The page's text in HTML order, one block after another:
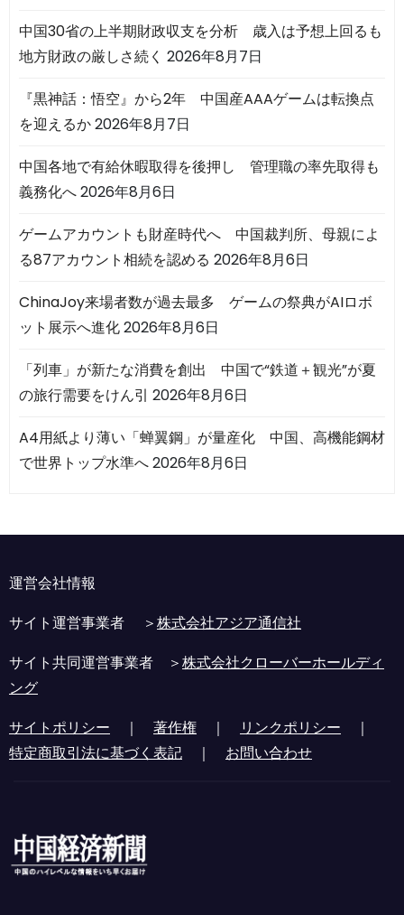
中国30省の上半期財政収支を分析 歳入は予想上回るも
地方財政の厳しさ続く 2026年8月7日
『黒神話：悟空』から2年 中国産AAAゲームは転換点
を迎えるか2026年8月7日
中国各地で有給休暇取得を後押し 管理職の率先取得も
義務化へ2026年8月6日
ゲームアカウントも財産時代へ 中国裁判所、母親によ
る87アカウント相続を認める 2026年8月6日
ChinaJoy来場者数が過去最多 ゲームの祭典がAIロボ
ット展示へ進化2026年8月6日
「列車」が新たな消費を創出 中国で“鉄道＋観光”が夏
の旅行需要をけん引 2026年8月6日
A4用紙より薄い「蝉翼鋼」が量産化 中国、高機能鋼材
で世界トップ水準へ2026年8月6日
運営会社情報
サイト運営事業者 ＞株式会社アジア通信社
サイト共同運営事業者 ＞株式会社クローバーホールディ
ング
サイトポリシー ｜ 著作権 ｜ リンクポリシー ｜
特定商取引法に基づく表記 ｜ お問い合わせ